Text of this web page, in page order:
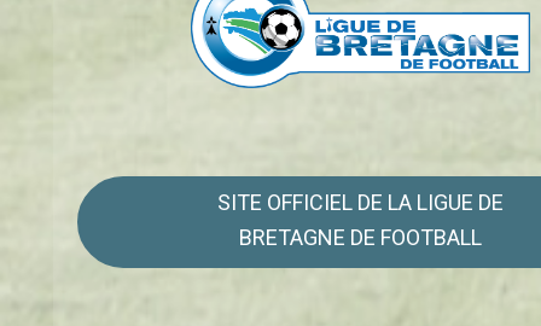
SITE OFFICIEL DE LA LIGUE DE
BRETAGNE DE FOOTBALL